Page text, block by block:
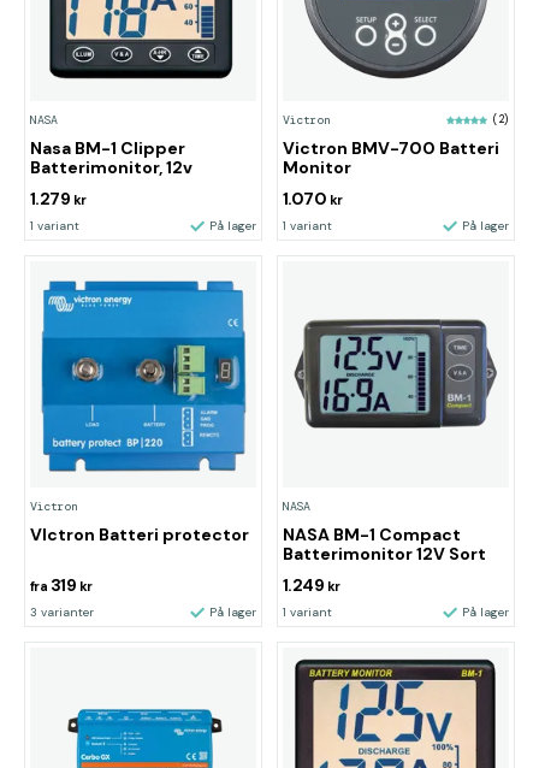
NASA
Nasa BM-1 Clipper
Batterimonitor, 12v
1.279 kr
1 variant På lager
Victron (2)
Victron BMV-700 Batteri
Monitor
1.070 kr
1 variant På lager
Victron
VIctron Batteri protector
fra 319 kr
3 varianter På lager
NASA
NASA BM-1 Compact
Batterimonitor 12V Sort
1.249 kr
1 variant På lager